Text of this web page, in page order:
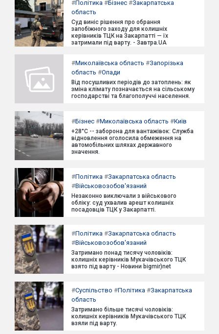
#Політика #Бізнес #Закарпатська
область
Суд виніс рішення про обрання
запобіжного заходу для колишніх
керівників ТЦК на Закарпатті — їх
затримали під варту. - Завтра.UA
#Миколаївська область #Запорізька
область #Опади
Від посушливих періодів до затоплень: як
зміна клімату позначається на сільському
господарстві та благополуччі населення.
#Бізнес #Миколаївська область #Київ
+28°C -- заборона для вантажівок: Служба
відновлення оголосила обмеження на
автомобільних шляхах державного
значення.
#Політика #Закарпатська область
#Військовозобов'язаний
Незаконно виключали з військового
обліку: суд ухвалив арешт колишніх
посадовців ТЦК у Закарпатті.
#Політика #Закарпатська область
#Військовозобов'язаний
Затримано понад тисячу чоловіків:
колишніх керівників Мукачівського ТЦК
взято під варту - Новини bigmir)net
#Суспільство #Політика #Закарпатська
область
Затримано більше тисячі чоловіків:
колишніх керівників Мукачівського ТЦК
взяли під варту.